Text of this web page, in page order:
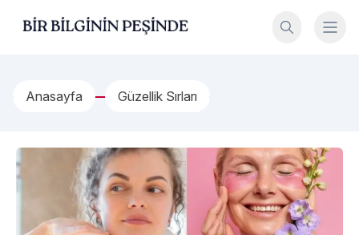
Bir Bilginin Peşinde!
Anasayfa Güzellik Sırları